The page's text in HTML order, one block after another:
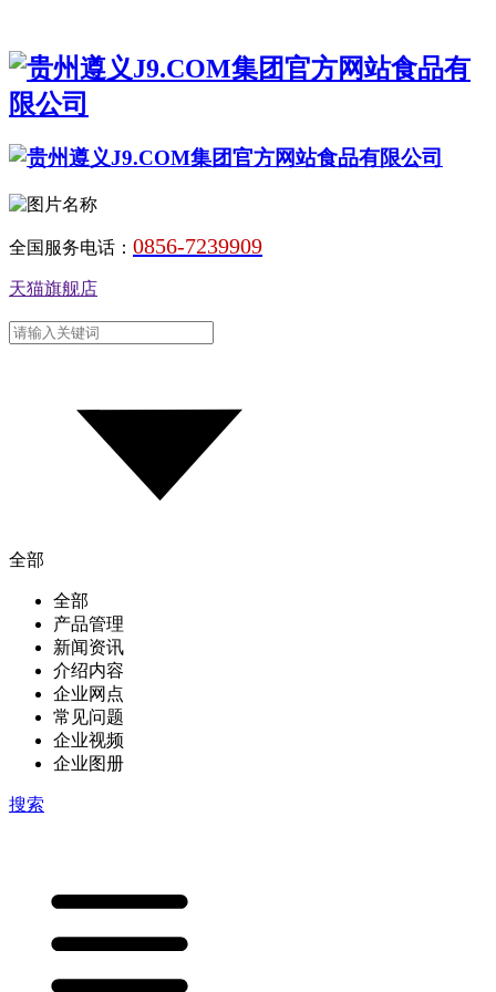
全国服务电话： 0856-7239909
天猫旗舰店
全部
全部
产品管理
新闻资讯
介绍内容
企业网点
常见问题
企业视频
企业图册
搜索